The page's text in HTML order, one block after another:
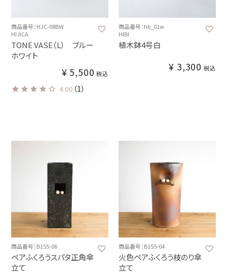
商品番号：HJC-08BW
HIJICA
TONE VASE（L） ブルー
ホワイト
¥ 5,500 税込
4.00 （1）
商品番号：hb_01w
HIBI
植木鉢4号白
¥ 3,300 税込
商品番号：B155-06
ペアふくろうスパタ正角傘
立て
商品番号：B155-04
火色ペアふくろう枝のり傘
立て